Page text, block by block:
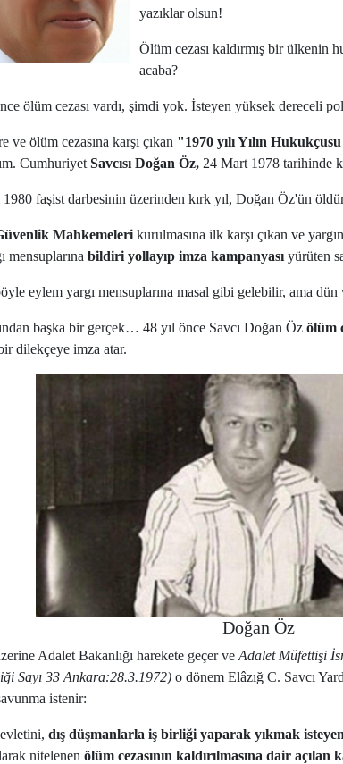
yazıklar olsun!
Ölüm cezası kaldırmış bir ülkenin
acaba?
ölüm cezası vardı, şimdi yok. İsteyen yüksek dereceli
ve ölüm cezasına karşı çıkan "1970 yılı Yılın
Cumhuriyet Savcısı Doğan Öz, 24 Mart 1978 tarihinde
faşist darbesinin üzerinden kırk yıl, Doğan Öz'ün
Mahkemeleri kurulmasına ilk karşı çıkan ve
mensuplarına bildiri yollayıp imza kampanyası yürüten
eylem yargı mensuplarına masal gibi gelebilir, ama dün
başka bir gerçek… 48 yıl önce Savcı Doğan Öz ölüm
dilekçeye imza atar.
Doğan Öz
Adalet Bakanlığı harekete geçer ve Adalet Müfettişi
Sayı 33 Ankara:28.3.1972) o dönem Elâzığ C. Savcı
istenir:
dış düşmanlarla iş birliği yaparak yıkmak
nitelenen ölüm cezasının kaldırılmasına dair